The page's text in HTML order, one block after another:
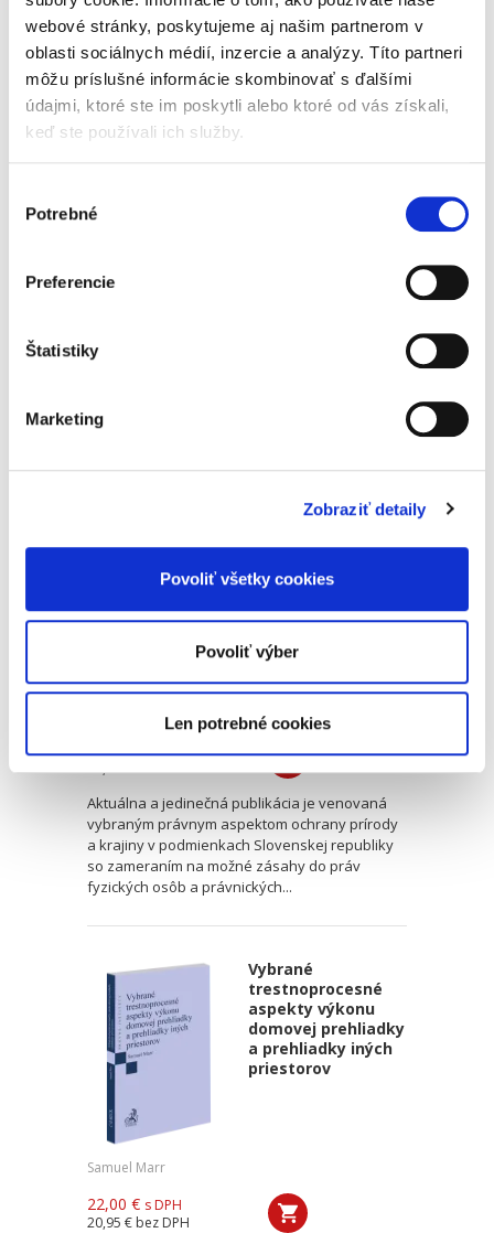
webové stránky, poskytujeme aj našim partnerom v
oblasti sociálnych médií, inzercie a analýzy. Títo partneri
môžu príslušné informácie skombinovať s ďalšími
údajmi, ktoré ste im poskytli alebo ktoré od vás získali,
keď ste používali ich služby.
súhlasu
Potrebné
Preferencie
Štatistiky
Marketing
Zobraziť detaily
Povoliť všetky cookies
Povoliť výber
Len potrebné cookies
Compliance a
regulácie
79,00 €
Predkladané odborné dielo predstavuje
informácií, poznatkov a odborných názorov v
oblasti compliance. Obsahuje podrobné...
Zásahy do práv v
prírody a krajiny
Jana Šmelková
17,00 € s DPH
16,19 €bez DPH
Aktuálna a jedinečná publikácia je venovaná
vybraným právnym aspektom ochrany prírody
a krajiny v podmienkach Slovenskej republiky
so zameraním na možné zásahy do práv
fyzických osôb a právnických...
Vybrané
trestnoprocesné
aspekty výkonu
domovej prehliadky
a prehliadky iných
priestorov
Samuel Marr
22,00 € s DPH
20,95 € bez DPH